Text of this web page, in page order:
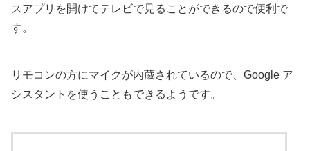
スアプリを開けてテレビで見ることができるので便利で
す。
リモコンの方にマイクが内蔵されているので、Google ア
シスタントを使うこともできるようです。